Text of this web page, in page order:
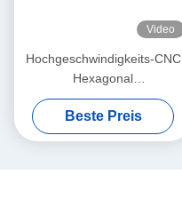
Video
Hochgeschwindigkeits-CNC
Hexagonal
Drahtnetzmaschine.
Beste Preis